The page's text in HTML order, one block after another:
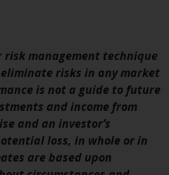
dem
die
von 23.
oder Aufsicht
Redwheel-
die nicht von
wurden,
management technique
risks in any market
is not a guide to future
and income from
and an investor’s
loss, in whole or in
are based upon